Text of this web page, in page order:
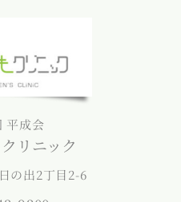
平成会
リニック
の出2丁目2-6